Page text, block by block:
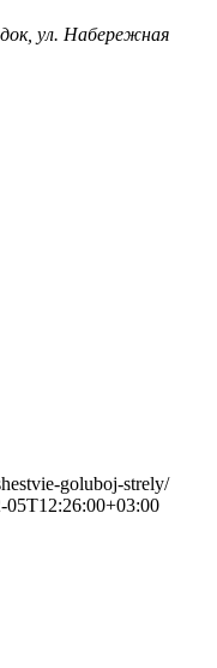
ул. Набережная
goluboj-strely/
05T12:26:00+03:00